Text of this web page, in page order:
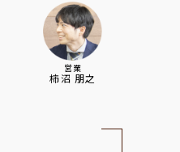
営業
柿沼 朋之